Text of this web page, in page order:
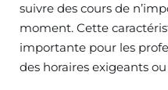
suivre des cours de
moment. Cette
importante pour les
des horaires exigeants